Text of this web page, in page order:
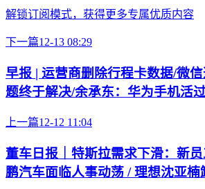
解锁订阅模式，获得更多专属优质内容
下一篇12-13 08:29
早报 | 运营商删除行程卡数据/微
题终于解决/余承东：华为手机活
上一篇12-12 11:04
董车日报｜特斯拉需求下滑：新
鹏汽车面临人事动荡 / 理想沈亚楠